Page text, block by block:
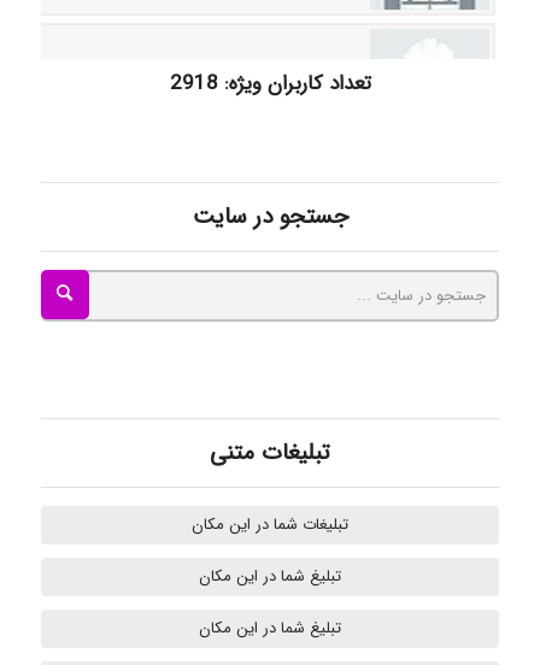
Nazaninkarkon
Omid
تعداد کاربران ویژه: 2918
جستجو در سایت
تبلیغات متنی
تبلیغات شما در این مکان
تبلیغ شما در این مکان
تبلیغ شما در این مکان